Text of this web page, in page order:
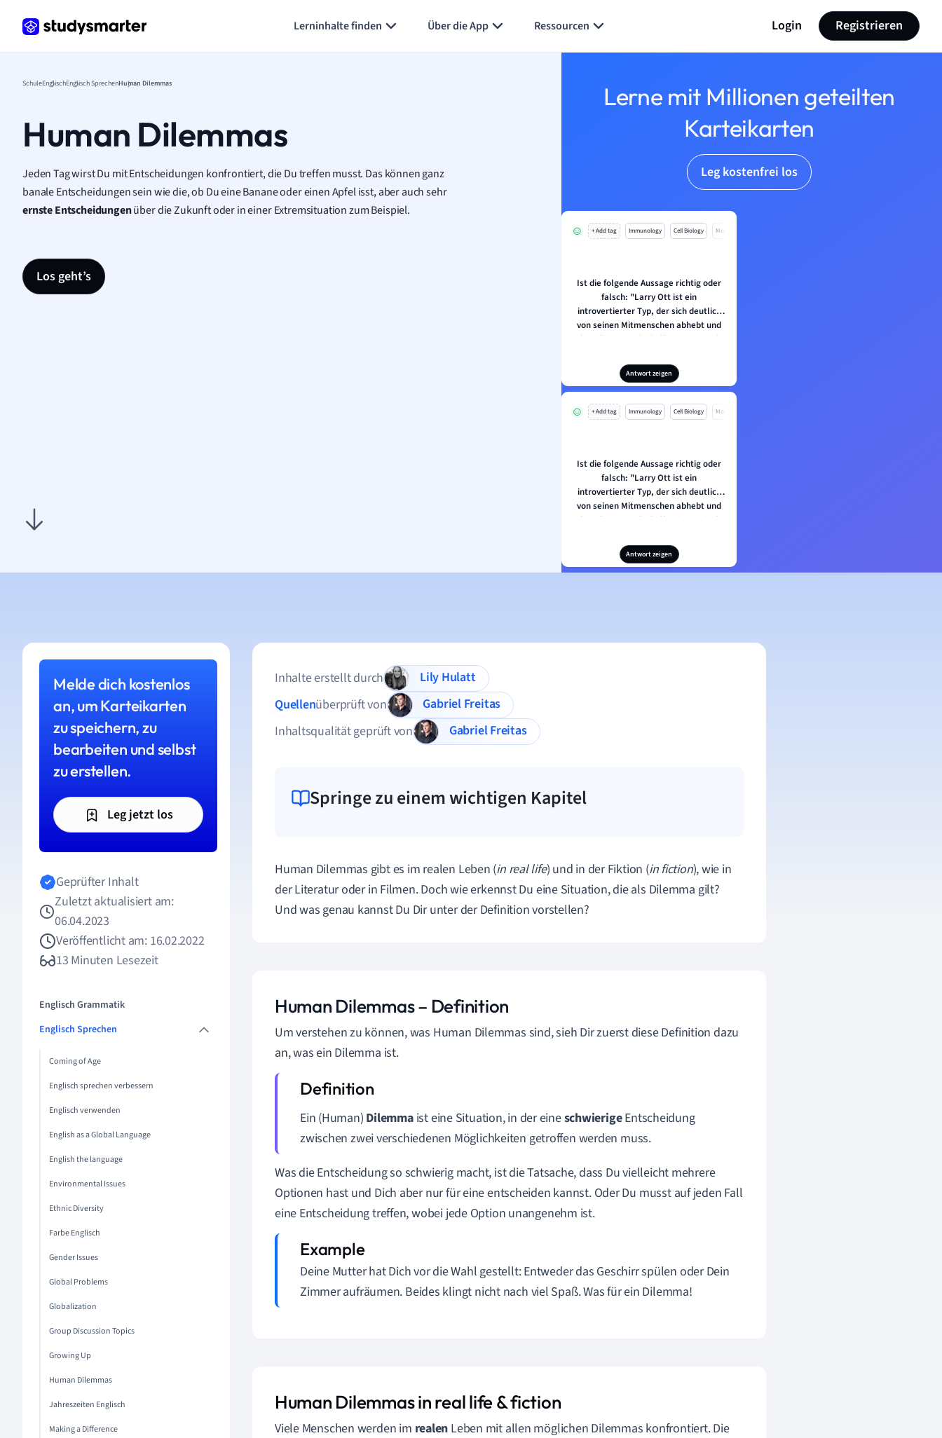
Lerninhalte finden Über die App Ressourcen Login Registrieren
SchuleEnglischEnglisch SprechenHuman Dilemmas
Human Dilemmas
Jeden Tag wirst Du mit Entscheidungen konfrontiert, die Du treffen musst. Das können ganz
banale Entscheidungen sein wie die, ob Du eine Banane oder einen Apfel isst, aber auch sehr
ernste Entscheidungenüber die Zukunft oder in einer Extremsituation zum Beispiel.
Los geht’s
Lerne mit Millionen geteilten
Karteikarten
Leg kostenfrei los
+ Add tag Immunology Cell Biology Mo
Ist die folgende Aussage richtig oder
falsch: "Larry Ott ist ein
introvertierter Typ, der sich deutlich
von seinen Mitmenschen abhebt und
dem die Leute deshalb misstrauisch
Antwort zeigen
+ Add tag Immunology Cell Biology Mo
Ist die folgende Aussage richtig oder
falsch: "Larry Ott ist ein
introvertierter Typ, der sich deutlich
von seinen Mitmenschen abhebt und
dem die Leute deshalb misstrauisch
Antwort zeigen
Melde dich kostenlos
an, um Karteikarten
zu speichern, zu
bearbeiten und selbst
zu erstellen.
Leg jetzt los
Geprüfter Inhalt
Zuletzt aktualisiert am:
06.04.2023
Veröffentlicht am: 16.02.2022
13 Minuten Lesezeit
Englisch Grammatik
Englisch Sprechen
Coming of Age
Englisch sprechen verbessern
Englisch verwenden
English as a Global Language
English the language
Environmental Issues
Ethnic Diversity
Farbe Englisch
Gender Issues
Global Problems
Globalization
Group Discussion Topics
Growing Up
Human Dilemmas
Jahreszeiten Englisch
Making a Difference
Inhalte erstellt durch
Lily Hulatt
Quellenüberprüft von
Gabriel Freitas
Inhaltsqualität geprüft von
Gabriel Freitas
Springe zu einem wichtigen Kapitel
Human Dilemmas gibt es im realen Leben (in real life) und in der Fiktion (in fiction), wie in
der Literatur oder in Filmen. Doch wie erkennst Du eine Situation, die als Dilemma gilt?
Und was genau kannst Du Dir unter der Definition vorstellen?
Human Dilemmas – Definition
Um verstehen zu können, was Human Dilemmas sind, sieh Dir zuerst diese Definition dazu
an, was ein Dilemma ist.
Ein (Human) Dilemma ist eine Situation, in der eineschwierigeEntscheidung
zwischen zwei verschiedenen Möglichkeiten getroffen werden muss.
Was die Entscheidung so schwierig macht, ist die Tatsache, dass Du vielleicht mehrere
Optionen hast und Dich aber nur für eine entscheiden kannst. Oder Du musst auf jeden Fall
eine Entscheidung treffen, wobei jede Option unangenehm ist.
Deine Mutter hat Dich vor die Wahl gestellt: Entweder das Geschirr spülen oder Dein
Zimmer aufräumen. Beides klingt nicht nach viel Spaß. Was für ein Dilemma!
Human Dilemmas in real life & fiction
Viele Menschen werden im realen Leben mit allen möglichen Dilemmas konfrontiert. Die